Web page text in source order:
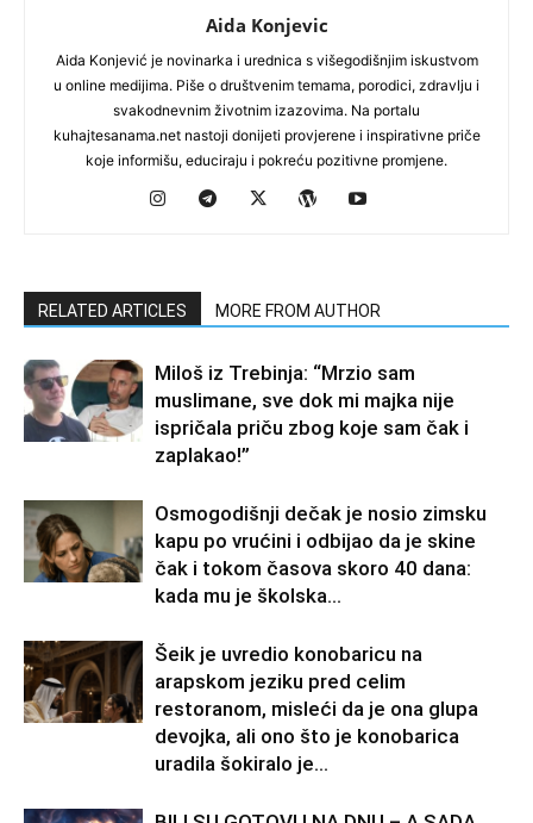
Aida Konjevic
Aida Konjević je novinarka i urednica s višegodišnjim iskustvom
u online medijima. Piše o društvenim temama, porodici, zdravlju i
svakodnevnim životnim izazovima. Na portalu
kuhajtesanama.net nastoji donijeti provjerene i inspirativne priče
koje informišu, educiraju i pokreću pozitivne promjene.
RELATED ARTICLES MORE FROM AUTHOR
Miloš iz Trebinja: “Mrzio sam
muslimane, sve dok mi majka nije
ispričala priču zbog koje sam čak i
zaplakao!”
Osmogodišnji dečak je nosio zimsku
kapu po vrućini i odbijao da je skine
čak i tokom časova skoro 40 dana:
kada mu je školska...
Šeik je uvredio konobaricu na
arapskom jeziku pred celim
restoranom, misleći da je ona glupa
devojka, ali ono što je konobarica
uradila šokiralo je...